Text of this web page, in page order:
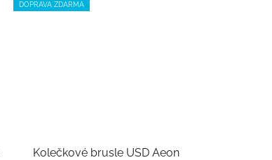
DOPRAVA ZDARMA
Kolečkové brusle USD Aeon